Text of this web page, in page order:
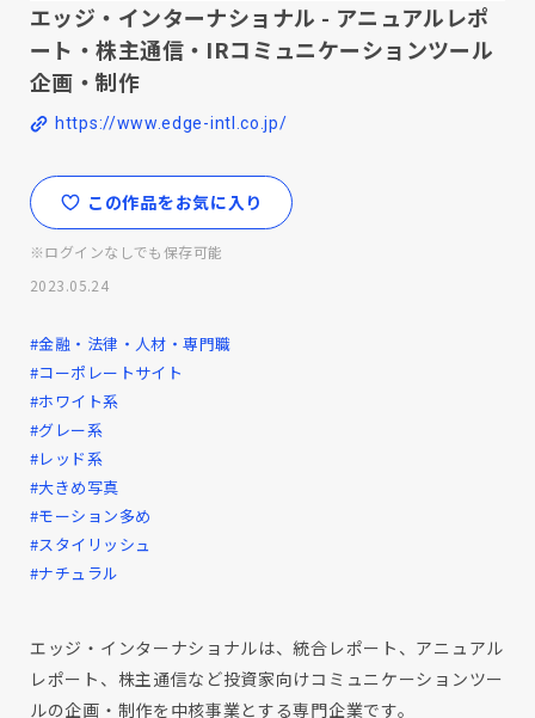
エッジ・インターナショナル - アニュアルレポ
ート・株主通信・IRコミュニケーションツール
企画・制作
https://www.edge-intl.co.jp/
この作品をお気に入り
※ログインなしでも保存可能
2023.05.24
#金融・法律・人材・専門職
#コーポレートサイト
#ホワイト系
#グレー系
#レッド系
#大きめ写真
#モーション多め
#スタイリッシュ
#ナチュラル
エッジ・インターナショナルは、統合レポート、アニュアル
レポート、株主通信など投資家向けコミュニケーションツー
ルの企画・制作を中核事業とする専門企業です。